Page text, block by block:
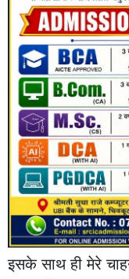
इसके साथ ही मेरे